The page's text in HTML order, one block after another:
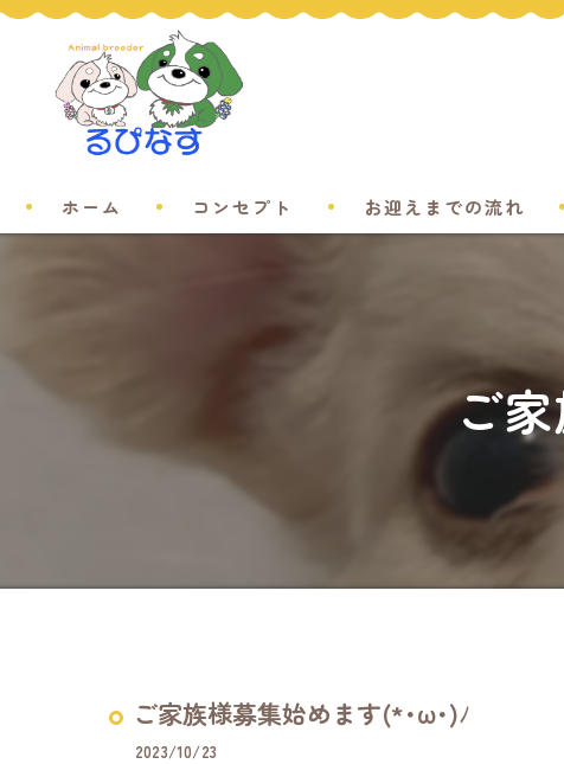
ホーム コンセプト お迎えまでの流れ
ご
ご家族様募集始めます(*･ω･)ﾉ
2023/10/23